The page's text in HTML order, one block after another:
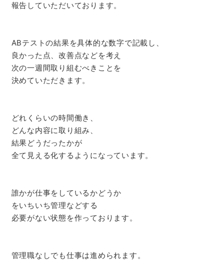
報告していただいております。
ABテストの結果を具体的な数字で記載し、
良かった点、改善点などを考え
次の一週間取り組むべきことを
決めていただきます。
どれくらいの時間働き、
どんな内容に取り組み、
結果どうだったかが
全て見える化するようになっています。
誰かが仕事をしているかどうか
をいちいち管理などする
必要がない状態を作っております。
管理職なしでも仕事は進められます。